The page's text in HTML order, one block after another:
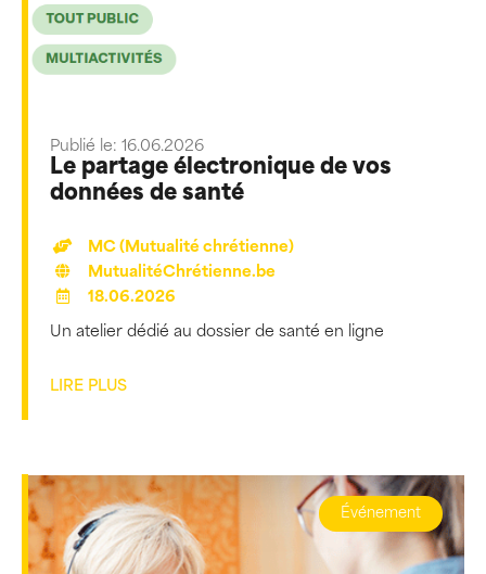
Publié le: 16.06.2026
Le partage électronique de vos
données de santé
MC (Mutualité chrétienne)
MutualitéChrétienne.be
18.06.2026
Un atelier dédié au dossier de santé en ligne
LIRE PLUS
Événement